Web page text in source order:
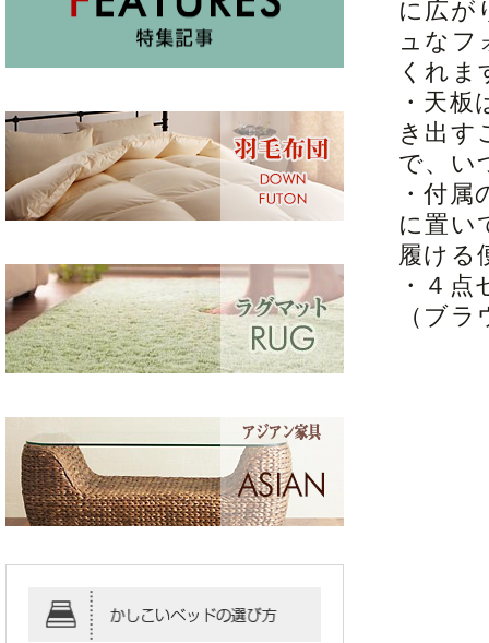
に広が
ュなフ
くれま
・天
き出す
で、い
・付
に置い
履ける
・４
（ブ